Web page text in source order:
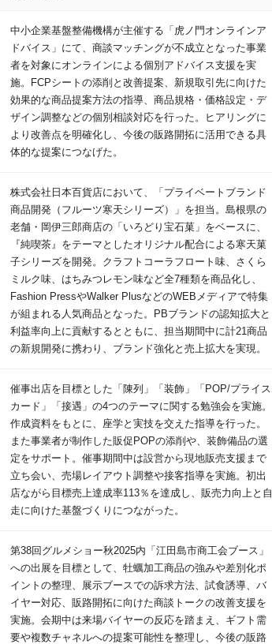
中小企業基盤整備機構が主催する「虎ノ門オンラインア
ドバイス」にて、商談マッチングが不成立となった事業
者を対象にオンラインによる個別アドバイス支援を実
施。FCPシートの添削と改善提案、新規取引先に向けた
効果的な商品提案方法の指導、商品規格・価格設定・デ
ザイン調整などの個別相談対応を行った。ヒアリングに
より改善点を明確化し、今後の販路開拓に活用できる具
体的な提案につなげた。
株式会社日本百貨店において、「プライベートブランド
商品開発（フルーツ寒天シリーズ）」を担当。島根県の
老舗・岡伊三郎商店の「いろどり宝石菓」をベースに、
『純喫茶』をテーマとしたオリジナル配合による寒天菓
子シリーズを開発。クラフトコーラフロート味、さくら
ミルク味、はちみつレモン味など全7種類を商品化し、
Fashion PressやWalker PlusなどのWEBメディアで特集
が組まれる人気商品となった。PBブランドの認知拡大と
利益率向上に貢献するとともに、担当期間中に計21商品
の新規開発に携わり、ブランド強化と売上拡大を実現。
催事出店を目標とした「陳列」「装飾」「POP/プライス
カード」「接遇」の4つのテーマに関する勉強会を実施。
作成資料をもとに、座学と実技を交えた指導を行った。
また事業者が制作した販促POPの添削や、装飾備品の選
定をサポート。催事期間中は設営から現地販売支援まで
立ち会い、売場レイアウト調整や接客指導を実施。初出
店ながら目標売上達成率113％を達成し、販売力向上と自
走に向けた基盤づくりにつながった。
第38回グルメショー秋2025内「江田島市商工会ブース」
への出展を目標として、牡蠣加工商品の強みや差別化ポ
イントの整理、展示ブースでの訴求方法、試食誘導、バ
イヤー対応、販路開拓に向けた商談トークの改善支援を
実施。会期中は来場バイヤーの反応を踏まえ、ギフト需
要や複数チャネルへの提案可能性を整理し、今後の販路